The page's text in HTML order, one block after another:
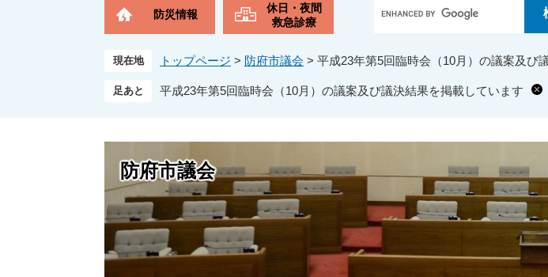
防災情報
休日・夜間
救急診療
l
e
現在地 トップページ > 防府市議会 > 平成23年第5回臨時会（10月）の議案及び
平成23年第5回臨時会（10月）の議案及び議決結果を掲載しています
防府市議会